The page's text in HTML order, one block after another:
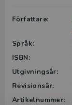
Författare:
Språk:
ISBN:
Utgivningsår:
Revisionsår:
Artikelnummer: